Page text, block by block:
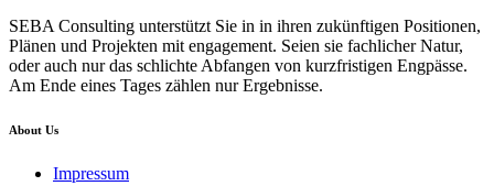
SEBA Consulting unterstützt Sie in in ihren zukünftigen Positionen,
Plänen und Projekten mit engagement. Seien sie fachlicher Natur,
oder auch nur das schlichte Abfangen von kurzfristigen Engpässe.
Am Ende eines Tages zählen nur Ergebnisse.
About Us
Impressum